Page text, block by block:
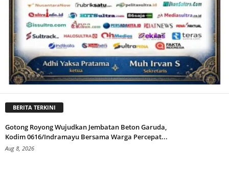
BERITA TERKINI
Gotong Royong Wujudkan Jembatan Beton Garuda,
Kodim 0616/Indramayu Bersama Warga Percepat...
Aug 8, 2026